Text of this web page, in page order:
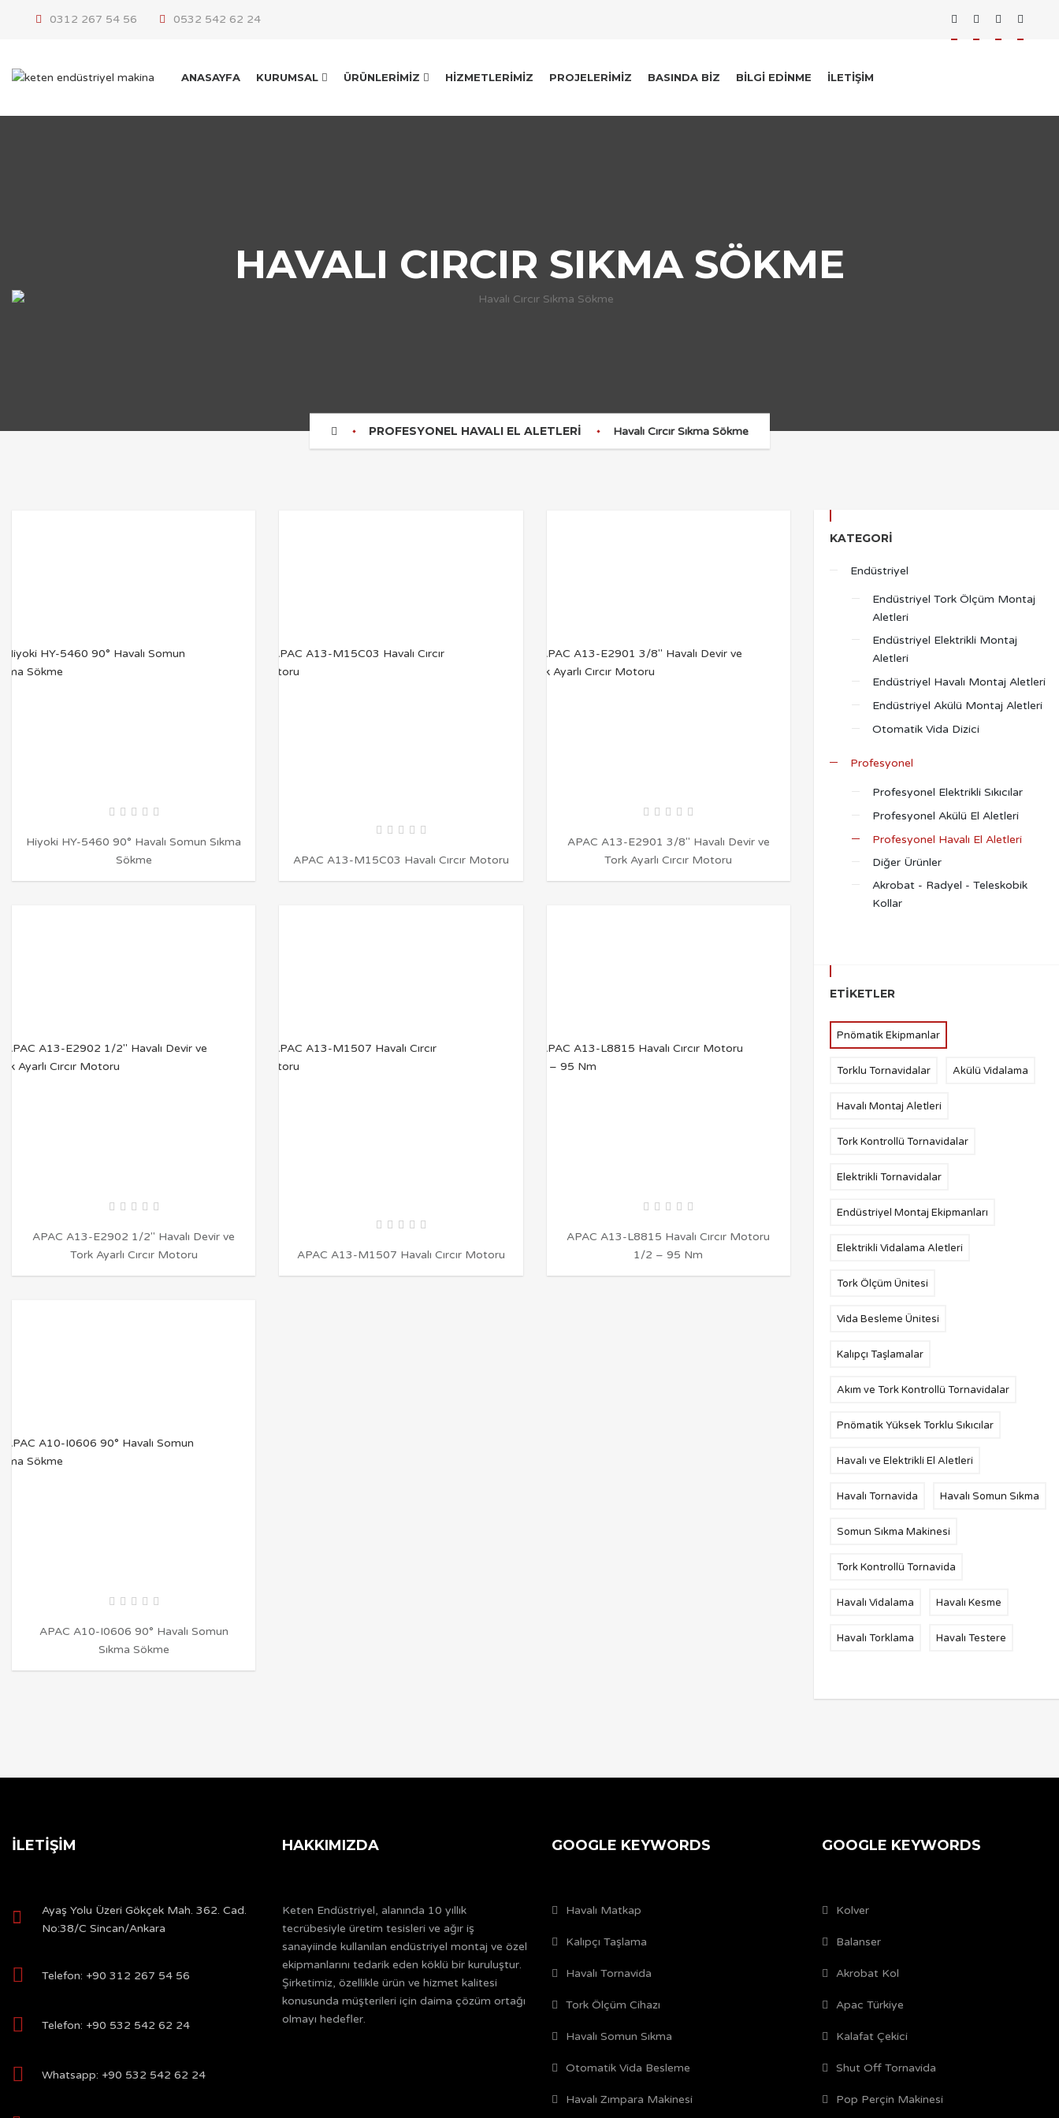
0312 267 54 56 0532 542 62 24
ANASAYFA KURUMSAL ÜRÜNLERIMIZ HIZMETLERIMIZ PROJELERIMIZ BASINDA BIZ BILGI EDINME İLETIŞIM
HAVALI CIRCIR SIKMA SÖKME
PROFESYONEL HAVALI EL ALETLERI Havalı Cırcır Sıkma Sökme
Hiyoki HY-5460 90° Havalı Somun Sıkma
Sökme
APAC A13-M15C03 Havalı Cırcır Motoru
APAC A13-E2901 3/8″ Havalı Devir ve
Tork Ayarlı Cırcır Motoru
APAC A13-E2902 1/2″ Havalı Devir ve
Tork Ayarlı Cırcır Motoru
APAC A13-M1507 Havalı Cırcır Motoru
APAC A13-L8815 Havalı Cırcır Motoru
1/2 – 95 Nm
APAC A10-I0606 90° Havalı Somun
Sıkma Sökme
KATEGORI
Endüstriyel
Endüstriyel Tork Ölçüm Montaj
Aletleri
Endüstriyel Elektrikli Montaj
Aletleri
Endüstriyel Havalı Montaj Aletleri
Endüstriyel Akülü Montaj Aletleri
Otomatik Vida Dizici
Profesyonel
Profesyonel Elektrikli Sıkıcılar
Profesyonel Akülü El Aletleri
Profesyonel Havalı El Aletleri
Diğer Ürünler
Akrobat - Radyel - Teleskobik
Kollar
ETIKETLER
Pnömatik Ekipmanlar
Torklu Tornavidalar Akülü Vidalama
Havalı Montaj Aletleri
Tork Kontrollü Tornavidalar
Elektrikli Tornavidalar
Endüstriyel Montaj Ekipmanları
Elektrikli Vidalama Aletleri
Tork Ölçüm Ünitesi
Vida Besleme Ünitesi
Kalıpçı Taşlamalar
Akım ve Tork Kontrollü Tornavidalar
Pnömatik Yüksek Torklu Sıkıcılar
Havalı ve Elektrikli El Aletleri
Havalı Tornavida Havalı Somun Sıkma
Somun Sıkma Makinesi
Tork Kontrollü Tornavida
Havalı Vidalama Havalı Kesme
Havalı Torklama Havalı Testere
İLETIŞIM
Ayaş Yolu Üzeri Gökçek Mah. 362. Cad.
No:38/C Sincan/Ankara
Telefon: +90 312 267 54 56
Telefon: +90 532 542 62 24
Whatsapp: +90 532 542 62 24
HAKKIMIZDA
Keten Endüstriyel, alanında 10 yıllık
tecrübesiyle üretim tesisleri ve ağır iş
sanayiinde kullanılan endüstriyel montaj ve özel
ekipmanlarını tedarik eden köklü bir kuruluştur.
Şirketimiz, özellikle ürün ve hizmet kalitesi
konusunda müşterileri için daima çözüm ortağı
olmayı hedefler.
GOOGLE KEYWORDS
Havalı Matkap
Kalıpçı Taşlama
Havalı Tornavida
Tork Ölçüm Cihazı
Havalı Somun Sıkma
Otomatik Vida Besleme
Havalı Zımpara Makinesi
GOOGLE KEYWORDS
Kolver
Balanser
Akrobat Kol
Apac Türkiye
Kalafat Çekici
Shut Off Tornavida
Pop Perçin Makinesi